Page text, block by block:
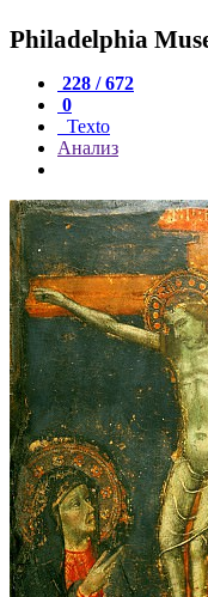
Philadelphia
228 / 672
0
Texto
Анализ